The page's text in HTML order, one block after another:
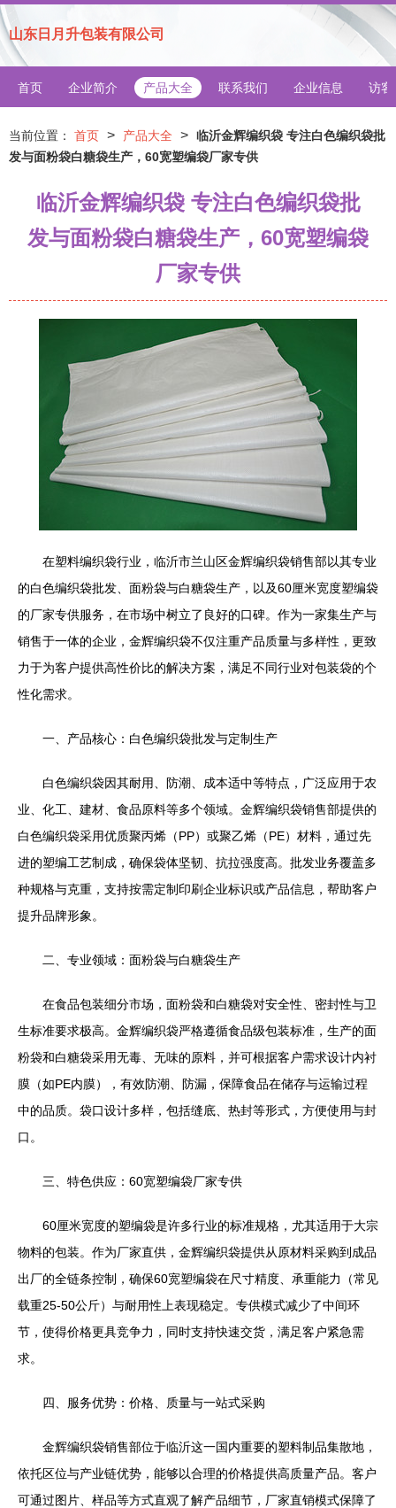
山东日月升包装有限公司
首页 企业简介 产品大全 联系我们 企业信息 访客
当前位置： 首页 > 产品大全 > 临沂金辉编织袋 专注白色编织袋批
发与面粉袋白糖袋生产，60宽塑编袋厂家专供
临沂金辉编织袋 专注白色编织袋批
发与面粉袋白糖袋生产，60宽塑编袋
厂家专供
在塑料编织袋行业，临沂市兰山区金辉编织袋销售部以其专业
的白色编织袋批发、面粉袋与白糖袋生产，以及60厘米宽度塑编袋
的厂家专供服务，在市场中树立了良好的口碑。作为一家集生产与
销售于一体的企业，金辉编织袋不仅注重产品质量与多样性，更致
力于为客户提供高性价比的解决方案，满足不同行业对包装袋的个
性化需求。
一、产品核心：白色编织袋批发与定制生产
白色编织袋因其耐用、防潮、成本适中等特点，广泛应用于农
业、化工、建材、食品原料等多个领域。金辉编织袋销售部提供的
白色编织袋采用优质聚丙烯（PP）或聚乙烯（PE）材料，通过先
进的塑编工艺制成，确保袋体坚韧、抗拉强度高。批发业务覆盖多
种规格与克重，支持按需定制印刷企业标识或产品信息，帮助客户
提升品牌形象。
二、专业领域：面粉袋与白糖袋生产
在食品包装细分市场，面粉袋和白糖袋对安全性、密封性与卫
生标准要求极高。金辉编织袋严格遵循食品级包装标准，生产的面
粉袋和白糖袋采用无毒、无味的原料，并可根据客户需求设计内衬
膜（如PE内膜），有效防潮、防漏，保障食品在储存与运输过程
中的品质。袋口设计多样，包括缝底、热封等形式，方便使用与封
口。
三、特色供应：60宽塑编袋厂家专供
60厘米宽度的塑编袋是许多行业的标准规格，尤其适用于大宗
物料的包装。作为厂家直供，金辉编织袋提供从原材料采购到成品
出厂的全链条控制，确保60宽塑编袋在尺寸精度、承重能力（常见
载重25-50公斤）与耐用性上表现稳定。专供模式减少了中间环
节，使得价格更具竞争力，同时支持快速交货，满足客户紧急需
求。
四、服务优势：价格、质量与一站式采购
金辉编织袋销售部位于临沂这一国内重要的塑料制品集散地，
依托区位与产业链优势，能够以合理的价格提供高质量产品。客户
可通过图片、样品等方式直观了解产品细节，厂家直销模式保障了